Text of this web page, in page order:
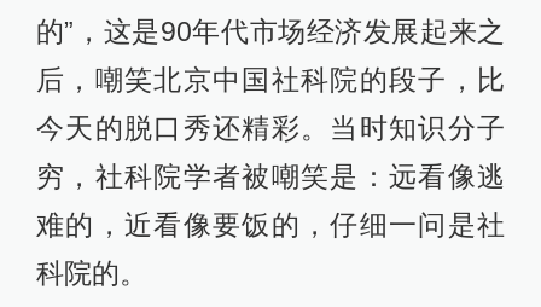
的”，这是90年代市场经济发展起来之
后，嘲笑北京中国社科院的段子，比
今天的脱口秀还精彩。当时知识分子
穷，社科院学者被嘲笑是：远看像逃
难的，近看像要饭的，仔细一问是社
科院的。